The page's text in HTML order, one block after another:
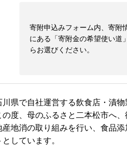
寄附申込みフォーム内、寄附
にある「寄附金の希望使い道
らお選びください。
川県で自社運営する飲食店・漬
の度、母のふるさと二本松市へ
産地消の取り組みを行い、食品
としています。